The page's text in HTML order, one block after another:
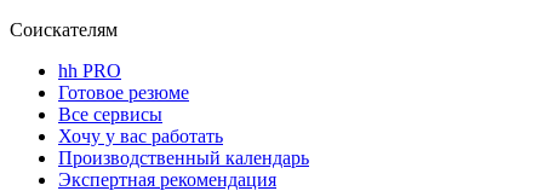
Соискателям
hh PRO
Готовое резюме
Все сервисы
Хочу у вас работать
Производственный календарь
Экспертная рекомендация